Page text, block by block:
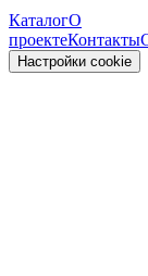
КаталогО
проектеКонтакты
Настройки cookie